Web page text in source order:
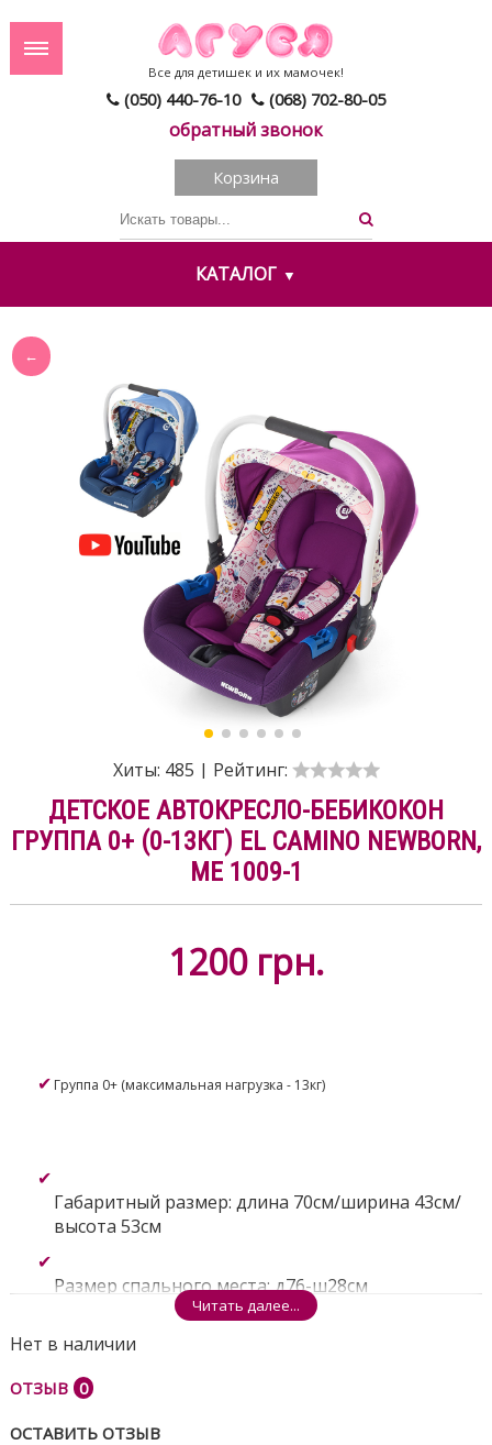
(050) 440-76-10 (068) 702-80-05
обратный звонок
Все для детишек и их мамочек!
Корзина
КАТАЛОГ
Хиты: 485 | Рейтинг:
ДЕТСКОЕ АВТОКРЕСЛО-БЕБИКОКОН
ГРУППА 0+ (0-13КГ) EL CAMINO NEWBORN,
ME 1009-1
1200 грн.
Группа 0+ (максимальная нагрузка - 13кг)
Габаритный размер: длина 70см/ширина 43см/
высота 53см
Размер спального места: д76-ш28см
3-х точечный ремень безопасности
Ручка - регулируемая
Читать далее...
Нет в наличии
ОТЗЫВ 0
ОСТАВИТЬ ОТЗЫВ